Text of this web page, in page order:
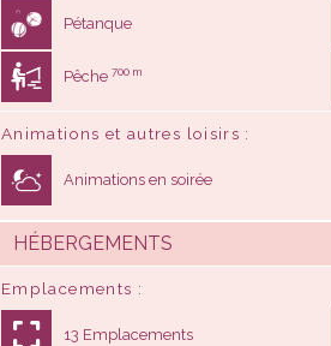
Pétanque
Pêche 700 m
Animations et autres loisirs
Animations en soirée
HÉBERGEMENTS
Emplacements
13 Emplacements